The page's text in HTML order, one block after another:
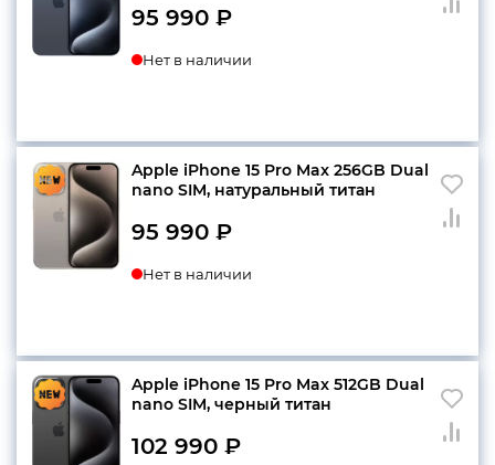
95 990 ₽
Нет в наличии
Apple iPhone 15 Pro Max 256GB Dual
nano SIM, натуральный титан
95 990 ₽
Нет в наличии
Apple iPhone 15 Pro Max 512GB Dual
nano SIM, черный титан
102 990 ₽